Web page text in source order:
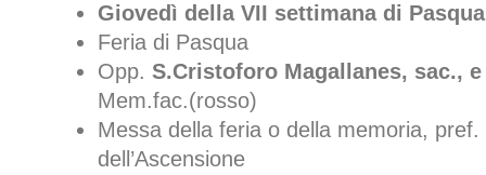
Giovedì della VII settimana di Pasqua
Feria di Pasqua
Opp. S.Cristoforo Magallanes, sac.,
Mem.fac.(rosso)
Messa della feria o della memoria, pref.
dell’Ascensione